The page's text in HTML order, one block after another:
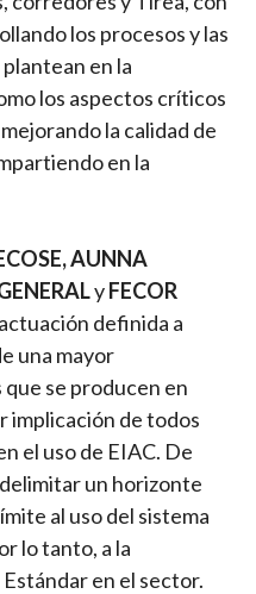
los procesos y las
en la
los aspectos críticos
la calidad de
en la
AUNNA
yFECOR
definida a
una mayor
se producen en
implicación de todos
el uso de EIAC. De
un horizonte
al uso del sistema
lo tanto, a la
en el sector.